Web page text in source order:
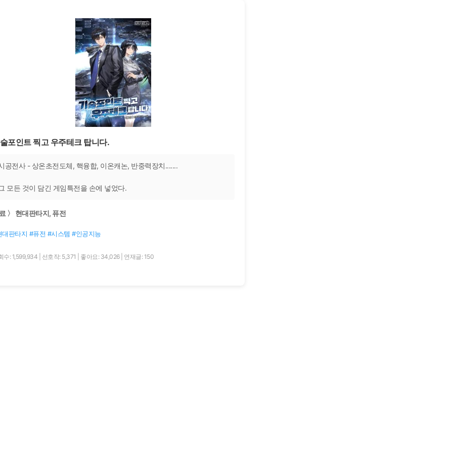
포인트 찍고 우주테크 탑니다.
공전사 - 상온초전도체, 핵융합, 이온캐논, 반중력장치.......
모든 것이 담긴 게임특전을 손에 넣었다.
〉 현대판타지, 퓨전
대판타지 #퓨전 #시스템 #인공지능
수: 1,599,934 선호작: 5,371 좋아요: 34,026 연재글: 150